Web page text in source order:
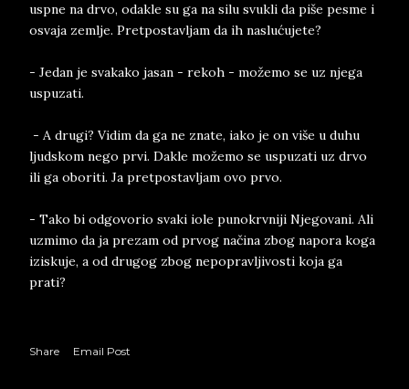
uspne na drvo, odakle su ga na silu svukli da piše pesme i
osvaja zemlje. Pretpostavljam da ih naslućujete?
- Jedan je svakako jasan - rekoh - možemo se uz njega
uspuzati.
- A drugi? Vidim da ga ne znate, iako je on više u duhu
ljudskom nego prvi. Dakle možemo se uspuzati uz drvo
ili ga oboriti. Ja pretpostavljam ovo prvo.
- Tako bi odgovorio svaki iole punokrvniji Njegovani. Ali
uzmimo da ja prezam od prvog načina zbog napora koga
iziskuje, a od drugog zbog nepopravljivosti koja ga
prati?
Share Email Post